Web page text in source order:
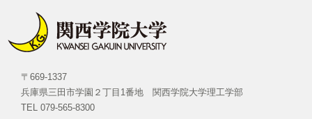
〒669-1337
兵庫県三田市学園２丁目1番地 関西学院大学理工学部
TEL 079-565-8300